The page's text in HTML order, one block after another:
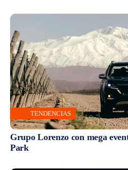
TENDENCIAS
Grupo Lorenzo con mega
Park